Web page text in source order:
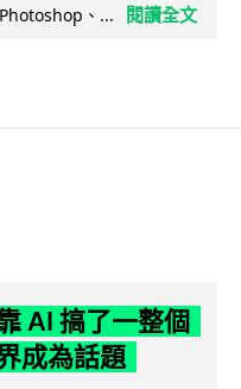
、...
閱讀全文
AI 搞了一整個
成為話題